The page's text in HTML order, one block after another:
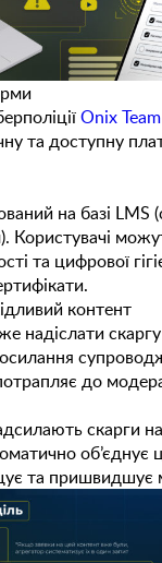
Onix Team
та доступну
на базі LMS
Користувачі
та цифрової
контент
надіслати
до
скарги
об’єднує
та пришвидшує